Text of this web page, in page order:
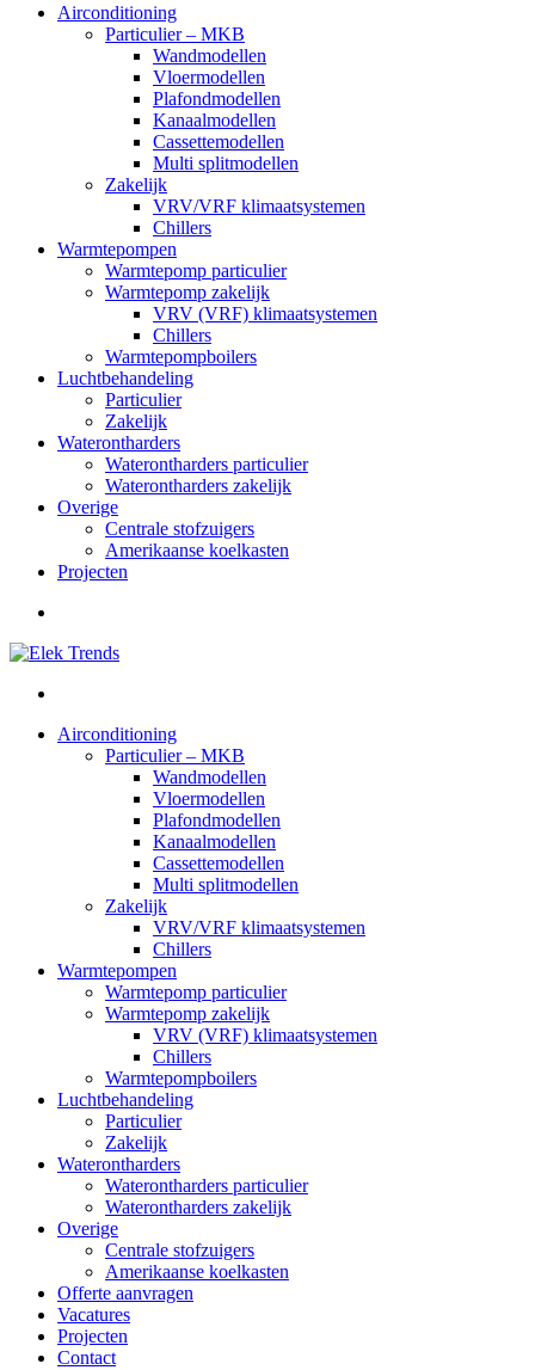
Airconditioning
Particulier – MKB
Wandmodellen
Vloermodellen
Plafondmodellen
Kanaalmodellen
Cassettemodellen
Multi splitmodellen
Zakelijk
VRV/VRF klimaatsystemen
Chillers
Warmtepompen
Warmtepomp particulier
Warmtepomp zakelijk
VRV (VRF) klimaatsystemen
Chillers
Warmtepompboilers
Luchtbehandeling
Particulier
Zakelijk
Waterontharders
Waterontharders particulier
Waterontharders zakelijk
Overige
Centrale stofzuigers
Amerikaanse koelkasten
Projecten
Airconditioning
Particulier – MKB
Wandmodellen
Vloermodellen
Plafondmodellen
Kanaalmodellen
Cassettemodellen
Multi splitmodellen
Zakelijk
VRV/VRF klimaatsystemen
Chillers
Warmtepompen
Warmtepomp particulier
Warmtepomp zakelijk
VRV (VRF) klimaatsystemen
Chillers
Warmtepompboilers
Luchtbehandeling
Particulier
Zakelijk
Waterontharders
Waterontharders particulier
Waterontharders zakelijk
Overige
Centrale stofzuigers
Amerikaanse koelkasten
Offerte aanvragen
Vacatures
Projecten
Contact